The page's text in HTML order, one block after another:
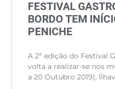
FESTIVAL
BORDO TEM
PENICHE
A 2ª edição do Festival
volta a realizar-se nos
a 20 Outubro 2019),